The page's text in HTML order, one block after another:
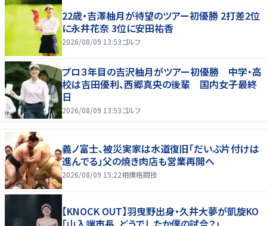
22歳・吉澤柚月が待望のツアー初優勝 2打差2位
に永井花奈 3位に安田祐香
2026/08/09 13:53ゴルフ
プロ３年目の吉沢柚月がツアー初優勝 中学・高
校は吉田優利、西郷真央の後輩 国内女子最終
日
2026/08/09 13:53ゴルフ
義ノ富士、被災実家は水道復旧「だいぶ片付けは
進んでる」父の焼き肉店も営業再開へ
2026/08/09 15:22相撲格闘技
【KNOCK OUT】羽曳野出身・久井大夢が凱旋KO